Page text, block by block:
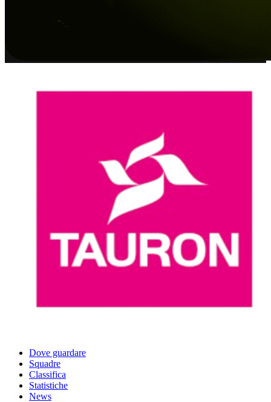
Dove guardare
Squadre
Classifica
Statistiche
News